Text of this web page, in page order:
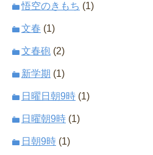
悟空のきもち (1)
文春 (1)
文春砲 (2)
新学期 (1)
日曜日朝9時 (1)
日曜朝9時 (1)
日朝9時 (1)